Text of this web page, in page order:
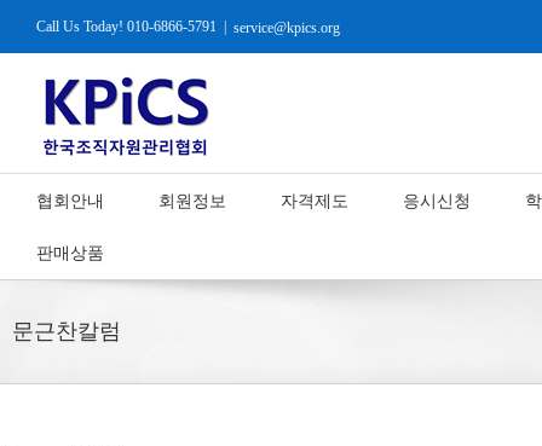
Call Us Today! 010-6866-5791 | service@kpics.org
협회안내 회원정보 자격제도 응시신청
판매상품
문근찬칼럼